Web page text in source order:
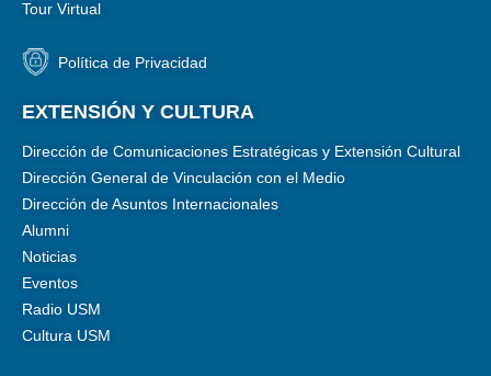
Tour Virtual
Política de Privacidad
EXTENSIÓN Y CULTURA
Dirección de Comunicaciones Estratégicas y Extensión Cultural
Dirección General de Vinculación con el Medio
Dirección de Asuntos Internacionales
Alumni
Noticias
Eventos
Radio USM
Cultura USM